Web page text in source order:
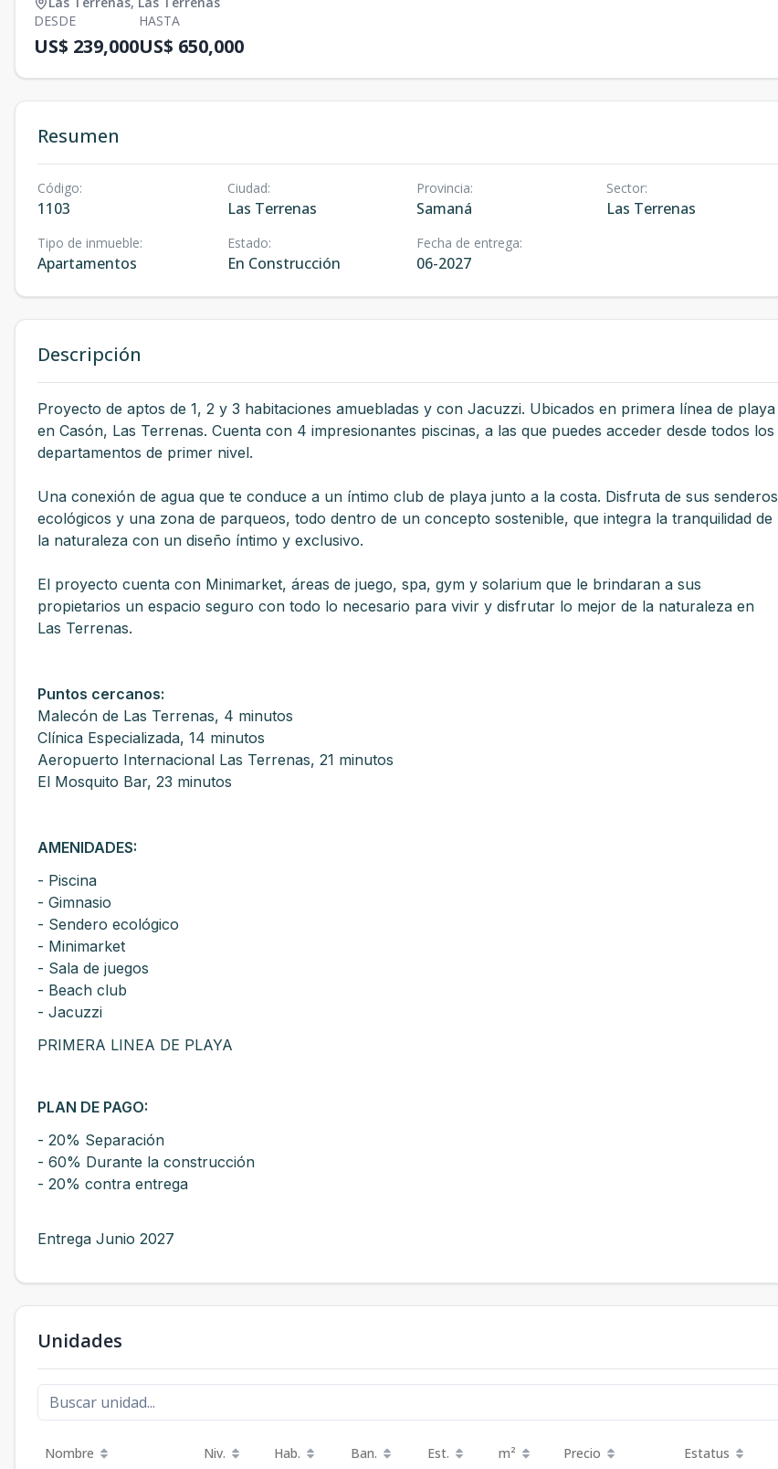
DESDE
US$ 239,000
HASTA
US$ 650,000
Resumen
Código:
1103
Ciudad:
Las Terrenas
Provincia:
Samaná
Sector:
Las Terrenas
Tipo de inmueble:
Apartamentos
Estado:
En Construcción
Fecha de entrega:
06-2027
Descripción
Proyecto de aptos de 1, 2 y 3 habitaciones amuebladas y con Jacuzzi. Ubicados en primera línea de playa
en Casón, Las Terrenas. Cuenta con 4 impresionantes piscinas, a las que puedes acceder desde todos los
departamentos de primer nivel.
Una conexión de agua que te conduce a un íntimo club de playa junto a la costa. Disfruta de sus senderos
ecológicos y una zona de parqueos, todo dentro de un concepto sostenible, que integra la tranquilidad de
la naturaleza con un diseño íntimo y exclusivo.
El proyecto cuenta con Minimarket, áreas de juego, spa, gym y solarium que le brindaran a sus
propietarios un espacio seguro con todo lo necesario para vivir y disfrutar lo mejor de la naturaleza en
Las Terrenas.
Puntos cercanos:
Malecón de Las Terrenas, 4 minutos
Clínica Especializada, 14 minutos
Aeropuerto Internacional Las Terrenas, 21 minutos
El Mosquito Bar, 23 minutos
AMENIDADES:
- Piscina
- Gimnasio
- Sendero ecológico
- Minimarket
- Sala de juegos
- Beach club
- Jacuzzi
PRIMERA LINEA DE PLAYA
PLAN DE PAGO:
- 20% Separación
- 60% Durante la construcción
- 20% contra entrega
Entrega Junio 2027
Unidades
Nombre Niv. Hab. Ban. Est. m² Precio Estatus